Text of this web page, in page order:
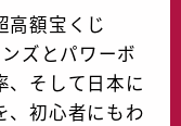
高額宝くじ
ズとパワーボ
、そして日本に
、初心者にもわ